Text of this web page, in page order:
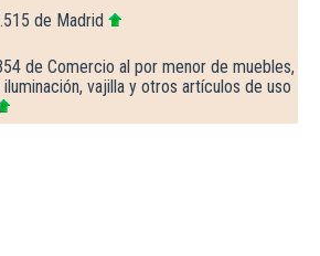
de Madrid
de Comercio al por menor de muebles,
vajilla y otros artículos de uso